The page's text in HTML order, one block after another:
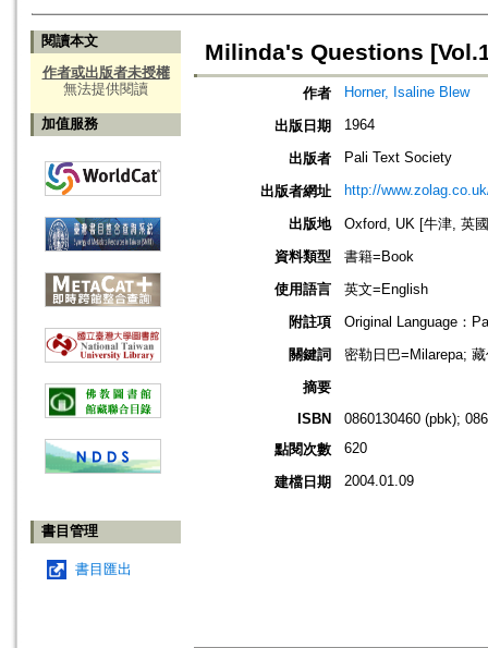
閱讀本文
作者或出版者未授權
無法提供閱讀
加值服務
書目管理
書目匯出
Milinda's Questions
作者 Horner, Isaline Blew
出版日期 1964
出版者 Pali Text Society
出版者網址 http://
出版地
Oxford, UK [牛津, 英
資料類型
書籍=Book
使用語言
英文=English
附註項
Original Language：
關鍵詞
密勒日巴=Milarepa;
摘要
ISBN
0860130460 (pbk);
點閱次數
620
建檔日期 2004.01.09